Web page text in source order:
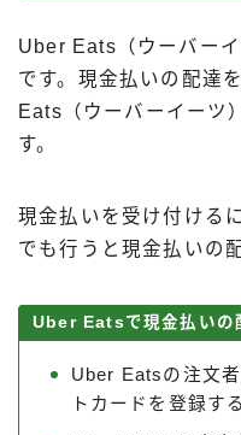
Uber Eats（ウーバー
です。現金払いの配達
Eats（ウーバーイーツ
す。
現金払いを受け付ける
でも行うと現金払いの
Uber Eatsで現金払いの
Uber Eatsの注文
トカードを登録する